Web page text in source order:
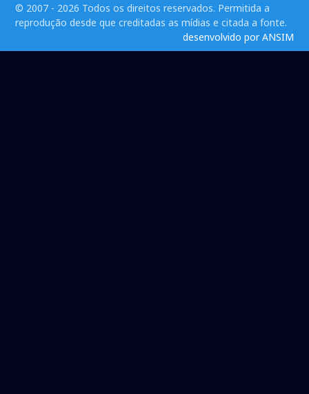
© 2007 - 2026 Todos os direitos reservados. Permitida a
reprodução desde que creditadas as mídias e citada a fonte.
desenvolvido por ANSIM